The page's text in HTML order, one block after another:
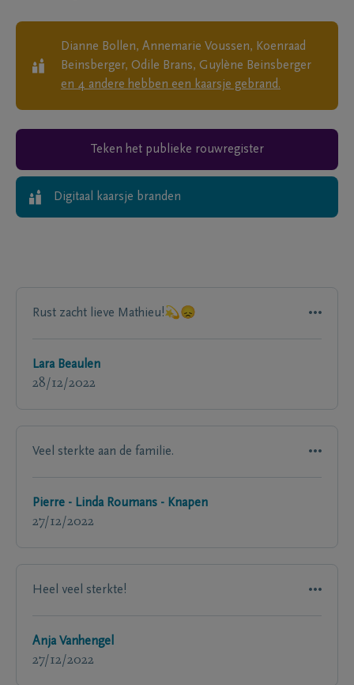
Dianne Bollen, Annemarie Voussen, Koenraad
Beinsberger, Odile Brans, Guylène Beinsberger
en 4 andere hebben een kaarsje gebrand.
Teken het publieke rouwregister
Digitaal kaarsje branden
Rust zacht lieve Mathieu!💫😞
Lara Beaulen
28/12/2022
Veel sterkte aan de familie.
Pierre - Linda Roumans - Knapen
27/12/2022
Heel veel sterkte!
Anja Vanhengel
27/12/2022